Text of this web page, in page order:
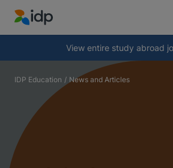
IDP Education
View entire study abroad
Why study abroad?
Where and what to study?
How do I apply?
Collapse
IDP Education / News and Articles